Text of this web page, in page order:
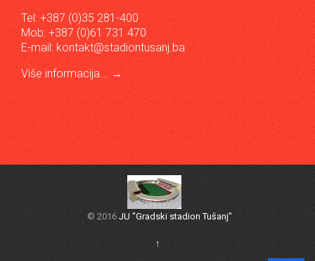
Tel: +387 (0)35 281-400
Mob: +387 (0)61 731 470
E-mail: kontakt@stadiontusanj.ba
Više informacija... →
© 2016 JU "Gradski stadion Tušanj"
↑